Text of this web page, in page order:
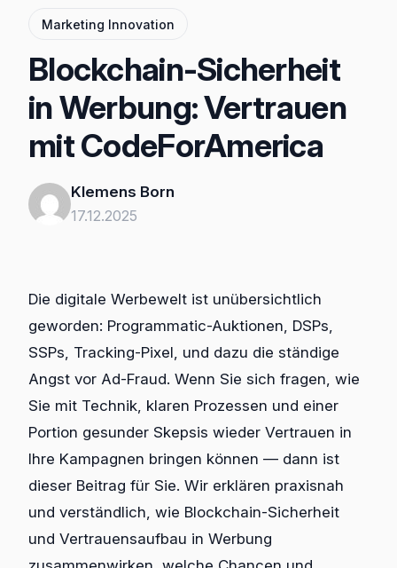
Marketing Innovation
Blockchain-Sicherheit
in Werbung: Vertrauen
mit CodeForAmerica
Klemens Born
17.12.2025
Die digitale Werbewelt ist unübersichtlich
geworden: Programmatic-Auktionen, DSPs,
SSPs, Tracking-Pixel, und dazu die ständige
Angst vor Ad-Fraud. Wenn Sie sich fragen, wie
Sie mit Technik, klaren Prozessen und einer
Portion gesunder Skepsis wieder Vertrauen in
Ihre Kampagnen bringen können — dann ist
dieser Beitrag für Sie. Wir erklären praxisnah
und verständlich, wie Blockchain-Sicherheit
und Vertrauensaufbau in Werbung